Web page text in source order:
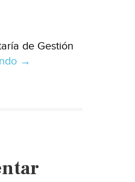
de Gestión
CDMX:
d
→